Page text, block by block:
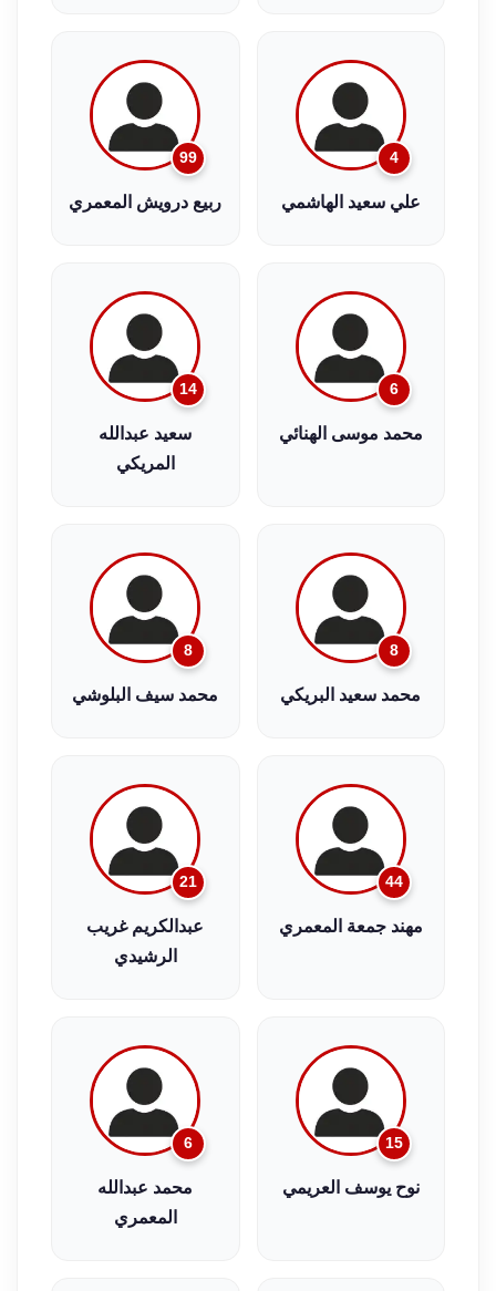
4
علي سعيد الهاشمي
99
ربيع درويش المعمري
6
محمد موسى الهنائي
14
سعيد عبدالله
المريكي
8
محمد سعيد البريكي
8
محمد سيف البلوشي
44
مهند جمعة المعمري
21
عبدالكريم غريب
الرشيدي
15
نوح يوسف العريمي
6
محمد عبدالله
المعمري